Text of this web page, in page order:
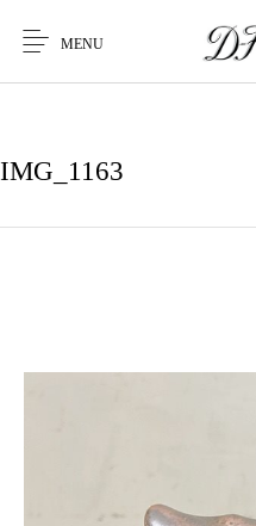
MENU
IMG_1163